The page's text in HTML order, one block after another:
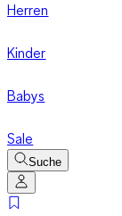
Herren
Kinder
Babys
Sale
Suche